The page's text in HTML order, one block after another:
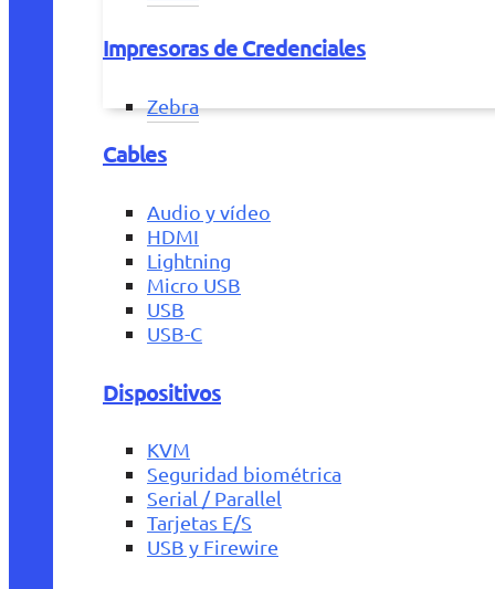
Impresoras de Credenciales
Zebra
Cables
Audio y vídeo
HDMI
Lightning
Micro USB
USB
USB-C
Dispositivos
KVM
Seguridad biométrica
Serial / Parallel
Tarjetas E/S
USB y Firewire